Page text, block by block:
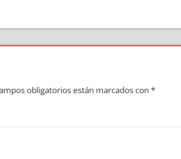
obligatorios están marcados con *